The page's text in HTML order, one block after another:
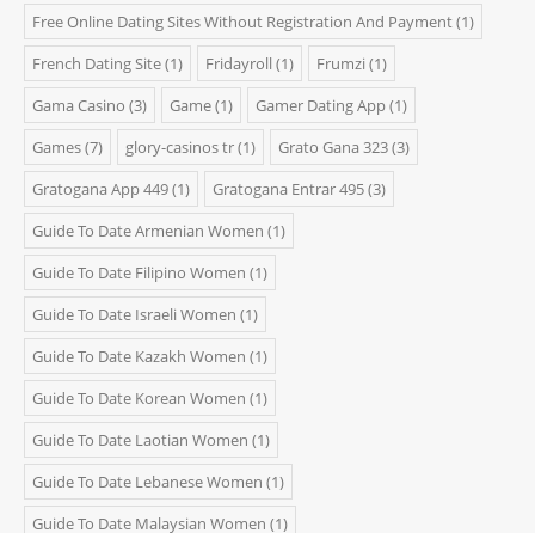
Free Online Dating Sites Without Registration And Payment(1)
French Dating Site(1) Fridayroll (1) Frumzi (1)
Gama Casino (3) Game(1) Gamer Dating App(1)
Games(7) glory-casinos tr(1) Grato Gana 323(3)
Gratogana App 449(1) Gratogana Entrar 495(3)
Guide To Date Armenian Women (1)
Guide To Date Filipino Women (1)
Guide To Date Israeli Women (1)
Guide To Date Kazakh Women (1)
Guide To Date Korean Women (1)
Guide To Date Laotian Women (1)
Guide To Date Lebanese Women (1)
Guide To Date Malaysian Women (1)